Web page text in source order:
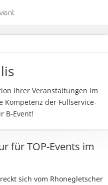
Ihrer Veranstaltungen im
Kompetenz der Fullservice-
B-Event!
für TOP-Events im
sich vom Rhonegletscher